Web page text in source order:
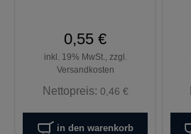
0,55 €
inkl. 19% MwSt., zzgl.
Versandkosten
Nettopreis: 0,46 €
in den warenkorb